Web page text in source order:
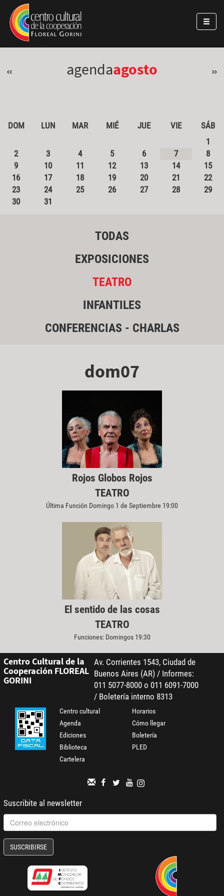
Pasar al contenido principal
Jump to main content
« agendaagosto »
DOM LUN MAR MIÉ JUE VIE
SÁB
1
2
3 4 5 6 7
8
9
10 11 12 13 14
15
16
17 18 19 20 21
22
23
24 25 26 27 28
29
30
31
TODAS
EXPOSICIONES
TEATRO
INFANTILES
CONFERENCIAS - CHARLAS
dom07
Rojos Globos Rojos
TEATRO
Última Función Domingo 1 de Septiembre 19:00
El sentido de las cosas
TEATRO
Funciones: Domingos 19:30
Centro Cultural de la
Cooperación FLOREAL
GORINI
Av. Corrientes 1543, Ciudad de
Buenos Aires (AR) / Informes:
011 5077-8000 o 011 6091-7000
/ Boletería interno 8313
Centro cultural
Agenda
Ediciones
Biblioteca
Cartelera
Horarios
Cómo llegar
Boletería
PLED
Suscribite al newsletter
SUSCRIBIRSE